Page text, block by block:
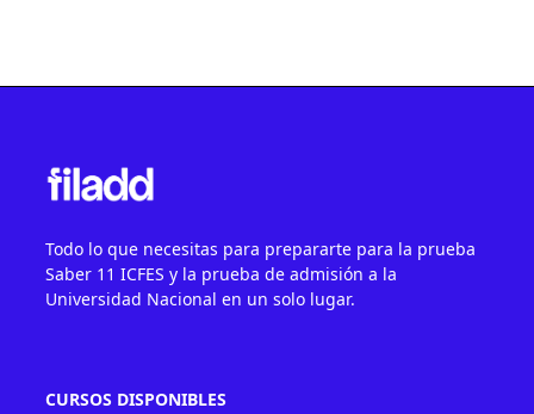
Todo lo que necesitas para prepararte para la prueba
Saber 11 ICFES y la prueba de admisión a la
Universidad Nacional en un solo lugar.
CURSOS DISPONIBLES